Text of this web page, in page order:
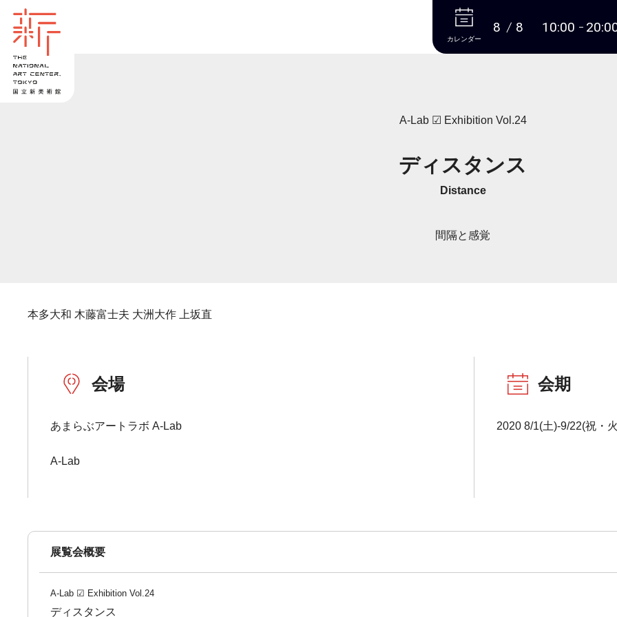
本文へ
カレンダー
8 8 10:00
A-Lab ☑ Exhibition Vol.24
ディスタンス
Distance
間隔と感覚
本多大和 木藤富士夫 大洲大作 上坂直
会場
あまらぶアートラボ A-Lab
A-Lab
会期
2020 8/1(土)-9/22(祝・
展覧会概要
A-Lab ☑ Exhibition Vol.24
ディスタンス